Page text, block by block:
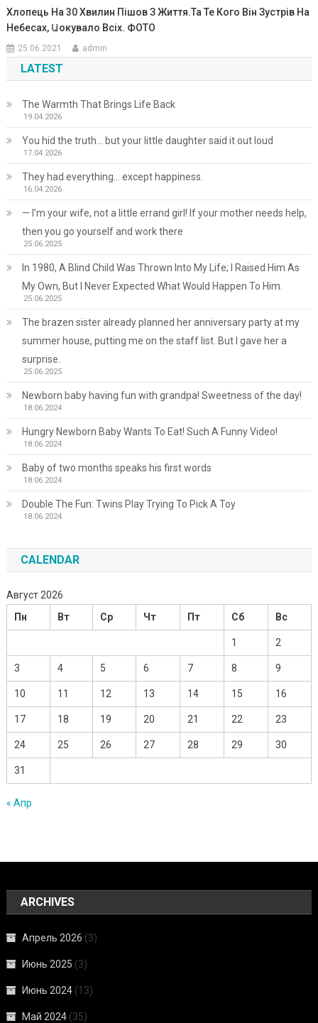
Хлопець На 30 Хвилин Пішов З Життя.Та Те Кого Він Зустрів На
Небесах, Աокувало Всіх. ФОТО
25.06.2021 admin
LATEST
The Warmth That Brings Life Back
19.04.2026
You hid the truth… but your little daughter said it out loud
17.04.2026
They had everything… except happiness.
16.04.2026
— I’m your wife, not a little errand girl! If your mother needs help,
then you go yourself and work there
25.06.2025
In 1980, A Blind Child Was Thrown Into My Life; I Raised Him As
My Own, But I Never Expected What Would Happen To Him.
25.06.2025
The brazen sister already planned her anniversary party at my
summer house, putting me on the staff list. But I gave her a
surprise.
25.06.2025
Newborn baby having fun with grandpa! Sweetness of the day!
18.06.2024
Hungry Newborn Baby Wants To Eat! Such A Funny Video!
18.06.2024
Baby of two months speaks his first words
18.06.2024
Double The Fun: Twins Play Trying To Pick A Toy
18.06.2024
CALENDAR
Август 2026
Пн
Вт Ср Чт Пт Сб Вс
1 2
3 4 5 6 7 8 9
10 11 12 13 14 15 16
17 18 19 20 21 22 23
24 25 26 27 28 29 30
31
« Апр
ARCHIVES
Апрель 2026 (3)
Июнь 2025 (3)
Июнь 2024 (13)
Май 2024 (35)